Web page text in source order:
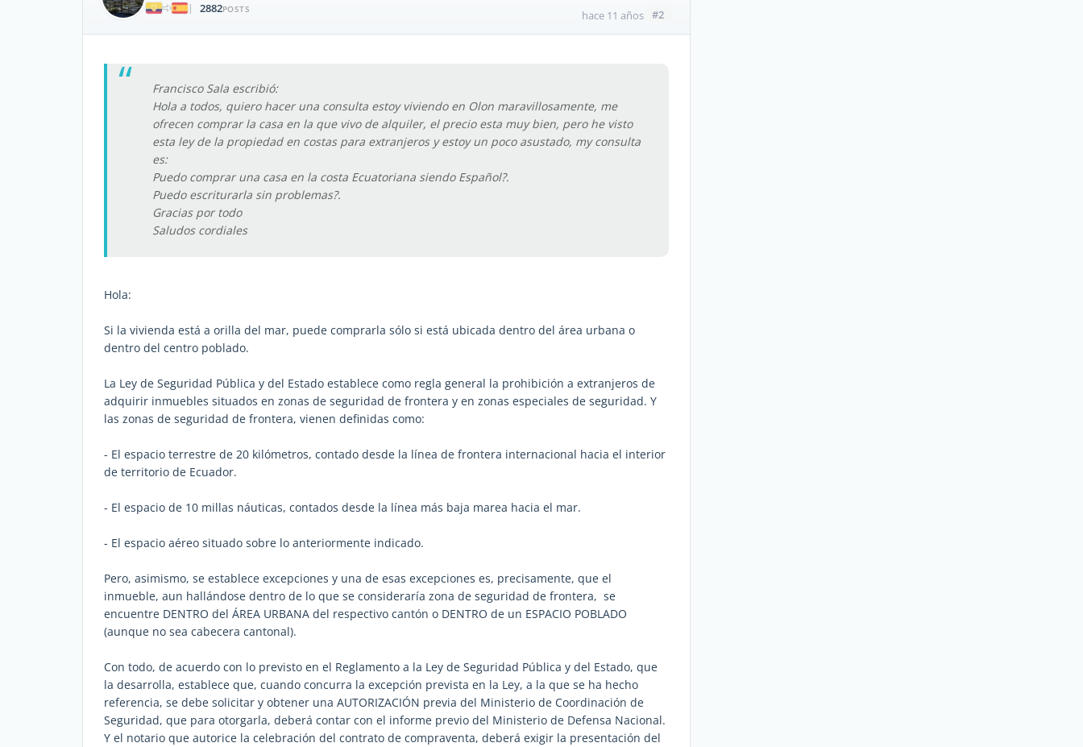
|
2882POSTS hace 11 años #2
Francisco Sala escribió:
Hola a todos, quiero hacer una consulta estoy viviendo en Olon maravillosamente, me
ofrecen comprar la casa en la que vivo de alquiler, el precio esta muy bien, pero he visto
esta ley de la propiedad en costas para extranjeros y estoy un poco asustado, my consulta
es:
Puedo comprar una casa en la costa Ecuatoriana siendo Español?.
Puedo escriturarla sin problemas?.
Gracias por todo
Saludos cordiales
Hola:
Si la vivienda está a orilla del mar, puede comprarla sólo si está ubicada dentro del área urbana o
dentro del centro poblado.
La Ley de Seguridad Pública y del Estado establece como regla general la prohibición a extranjeros de
adquirir inmuebles situados en zonas de seguridad de frontera y en zonas especiales de seguridad. Y
las zonas de seguridad de frontera, vienen definidas como:
- El espacio terrestre de 20 kilómetros, contado desde la línea de frontera internacional hacia el interior
de territorio de Ecuador.
- El espacio de 10 millas náuticas, contados desde la línea más baja marea hacia el mar.
- El espacio aéreo situado sobre lo anteriormente indicado.
Pero, asimismo, se establece excepciones y una de esas excepciones es, precisamente, que el
inmueble, aun hallándose dentro de lo que se consideraría zona de seguridad de frontera, se
encuentre DENTRO del ÁREA URBANA del respectivo cantón o DENTRO de un ESPACIO POBLADO
(aunque no sea cabecera cantonal).
Con todo, de acuerdo con lo previsto en el Reglamento a la Ley de Seguridad Pública y del Estado, que
la desarrolla, establece que, cuando concurra la excepción prevista en la Ley, a la que se ha hecho
referencia, se debe solicitar y obtener una AUTORIZACIÓN previa del Ministerio de Coordinación de
Seguridad, que para otorgarla, deberá contar con el informe previo del Ministerio de Defensa Nacional.
Y el notario que autorice la celebración del contrato de compraventa, deberá exigir la presentación del